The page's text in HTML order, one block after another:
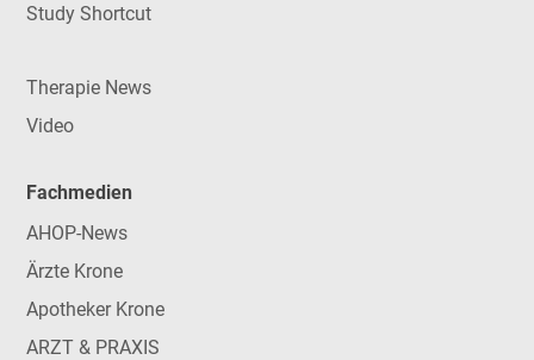
Study Shortcut
Therapie News
Video
Fachmedien
AHOP-News
Ärzte Krone
Apotheker Krone
ARZT & PRAXIS